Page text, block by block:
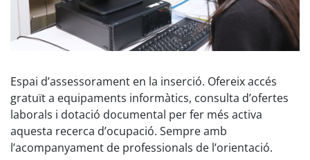
Espai d’assessorament en la inserció. Ofereix accés
gratuït a equipaments informàtics, consulta d’ofertes
laborals i dotació documental per fer més activa
aquesta recerca d’ocupació. Sempre amb
l’acompanyament de professionals de l’orientació.